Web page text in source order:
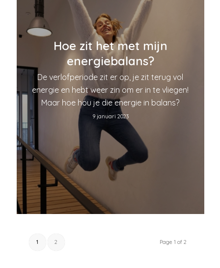
Hoe zit het met mijn
energiebalans?
De verlofperiode zit er op, je zit terug vol
energie en hebt weer zin om er in te vliegen!
Maar hoe hou je die energie in balans?
9 januari 2023
Page 1 of 2
1 2